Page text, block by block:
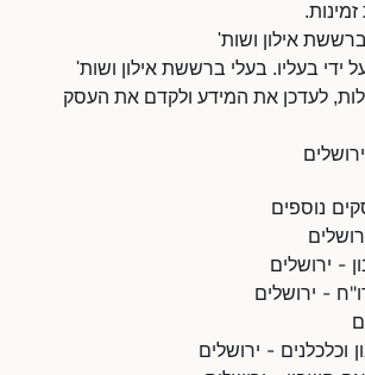
אילון ושות'
ידי בעליו. בעלי ברששת אילון ושות'
לעדכן את המידע ולקדם את העסק
נוספים
- ירושלים
- ירושלים